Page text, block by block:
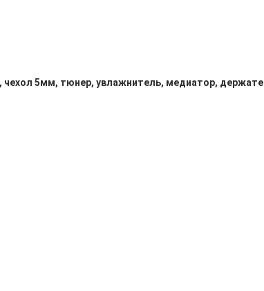
чехол 5мм, тюнер, увлажнитель, медиатор, держате